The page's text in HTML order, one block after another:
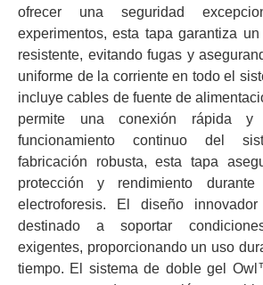
ofrecer una seguridad
experimentos, esta tapa garantiza
resistente, evitando fugas y
uniforme de la corriente en todo el
incluye cables de fuente de
permite una conexión rápida
funcionamiento continuo del
fabricación robusta, esta tapa
protección y rendimiento
electroforesis. El diseño
destinado a soportar
exigentes, proporcionando un uso
tiempo. El sistema de doble gel